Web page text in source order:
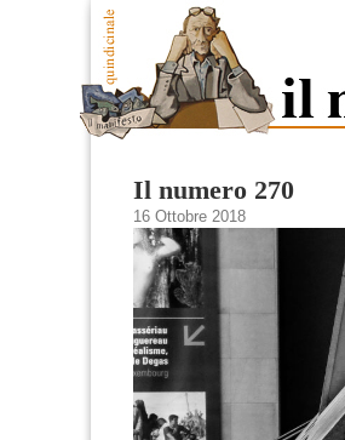
Il numero 270
16 Ottobre 2018